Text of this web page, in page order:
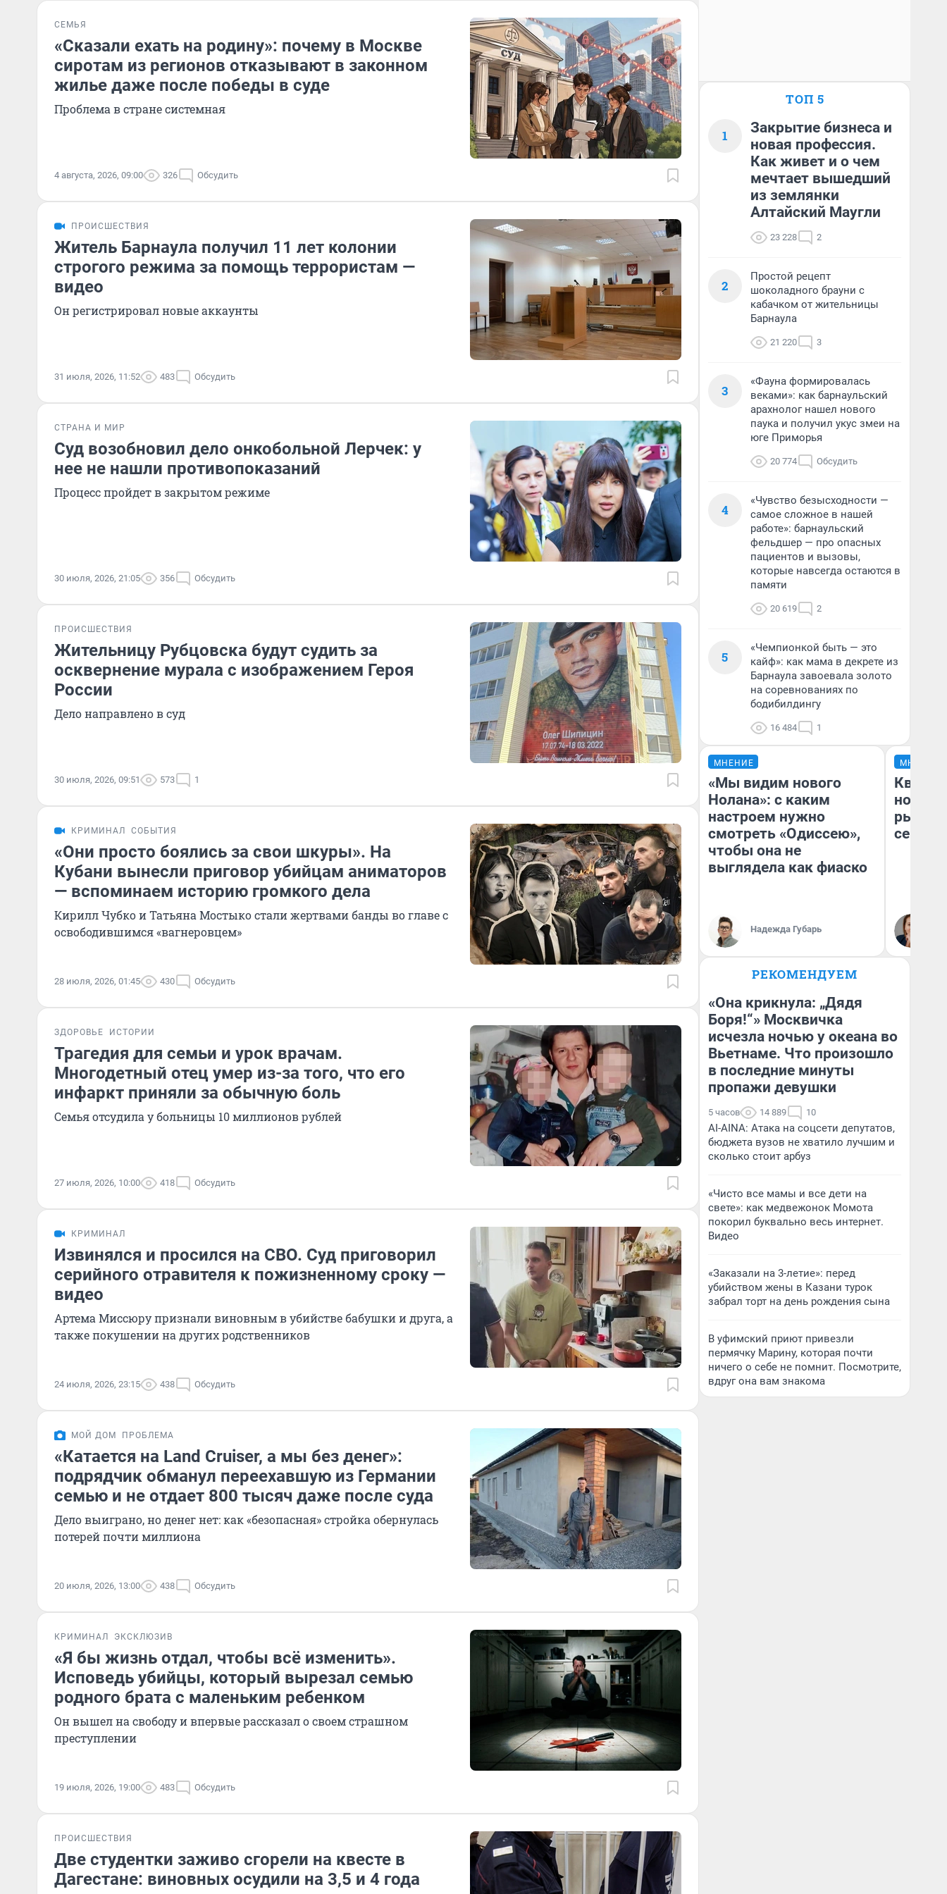
СЕМЬЯ
«Сказали ехать на родину»: почему в Москве
сиротам из регионов отказывают в законном
жилье даже после победы в суде
Проблема в стране системная
4 августа, 2026, 09:00 326 Обсудить
ПРОИСШЕСТВИЯ
Житель Барнаула получил 11 лет колонии
строгого режима за помощь террористам —
видео
Он регистрировал новые аккаунты
31 июля, 2026, 11:52 483 Обсудить
СТРАНА И МИР
Суд возобновил дело онкобольной Лерчек: у
нее не нашли противопоказаний
Процесс пройдет в закрытом режиме
30 июля, 2026, 21:05 356 Обсудить
ПРОИСШЕСТВИЯ
Жительницу Рубцовска будут судить за
осквернение мурала с изображением Героя
России
Дело направлено в суд
30 июля, 2026, 09:51 573 1
КРИМИНАЛ СОБЫТИЯ
«Они просто боялись за свои шкуры». На
Кубани вынесли приговор убийцам аниматоров
— вспоминаем историю громкого дела
Кирилл Чубко и Татьяна Мостыко стали жертвами банды во главе с
освободившимся «вагнеровцем»
28 июля, 2026, 01:45 430 Обсудить
ЗДОРОВЬЕ ИСТОРИИ
Трагедия для семьи и урок врачам.
Многодетный отец умер из-за того, что его
инфаркт приняли за обычную боль
Семья отсудила у больницы 10 миллионов рублей
27 июля, 2026, 10:00 418 Обсудить
КРИМИНАЛ
Извинялся и просился на СВО. Суд приговорил
серийного отравителя к пожизненному сроку —
видео
Артема Миссюру признали виновным в убийстве бабушки и друга, а
также покушении на других родственников
24 июля, 2026, 23:15 438 Обсудить
МОЙ ДОМ ПРОБЛЕМА
«Катается на Land Cruiser, а мы без денег»:
подрядчик обманул переехавшую из Германии
семью и не отдает 800 тысяч даже после суда
Дело выиграно, но денег нет: как «безопасная» стройка обернулась
потерей почти миллиона
20 июля, 2026, 13:00 438 Обсудить
КРИМИНАЛ ЭКСКЛЮЗИВ
«Я бы жизнь отдал, чтобы всё изменить».
Исповедь убийцы, который вырезал семью
родного брата с маленьким ребенком
Он вышел на свободу и впервые рассказал о своем страшном
преступлении
19 июля, 2026, 19:00 483 Обсудить
ПРОИСШЕСТВИЯ
Две студентки заживо сгорели на квесте в
Дагестане: виновных осудили на 3,5 и 4 года
ТОП 5
1
Закрытие бизнеса и
новая профессия.
Как живет и о чем
мечтает вышедший
из землянки
Алтайский Маугли
23 228 2
2
Простой рецепт
шоколадного брауни с
кабачком от жительницы
Барнаула
21 220 3
3
«Фауна формировалась
веками»: как барнаульский
арахнолог нашел нового
паука и получил укус змеи на
юге Приморья
20 774 Обсудить
4
«Чувство безысходности —
самое сложное в нашей
работе»: барнаульский
фельдшер — про опасных
пациентов и вызовы,
которые навсегда остаются в
памяти
20 619 2
5
«Чемпионкой быть — это
кайф»: как мама в декрете из
Барнаула завоевала золото
на соревнованиях по
бодибилдингу
16 484 1
МНЕНИЕ
«Мы видим нового
Нолана»: с каким
настроем нужно
смотреть «Одиссею»,
чтобы она не
выглядела как фиаско
Надежда Губарь
МНЕНИЕ
но
рынок
РЕКОМЕНДУЕМ
«Она крикнула: „Дядя
Боря!“» Москвичка
исчезла ночью у океана во
Вьетнаме. Что произошло
в последние минуты
пропажи девушки
5 часов 14 889 10
AI-AINA: Атака на соцсети депутатов,
бюджета вузов не хватило лучшим и
сколько стоит арбуз
«Чисто все мамы и все дети на
свете»: как медвежонок Момота
покорил буквально весь интернет.
Видео
«Заказали на 3-летие»: перед
убийством жены в Казани турок
забрал торт на день рождения сына
В уфимский приют привезли
пермячку Марину, которая почти
ничего о себе не помнит. Посмотрите,
вдруг она вам знакома